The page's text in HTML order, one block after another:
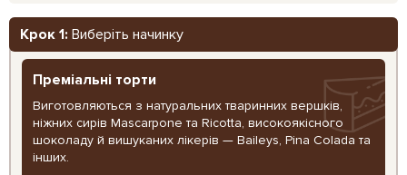
Крок 1: Виберіть начинку
Преміальні торти
Виготовляються з натуральних тваринних вершків,
ніжних сирів Mascarpone та Ricotta, високоякісного
шоколаду й вишуканих лікерів — Baileys, Pina Colada та
інших.